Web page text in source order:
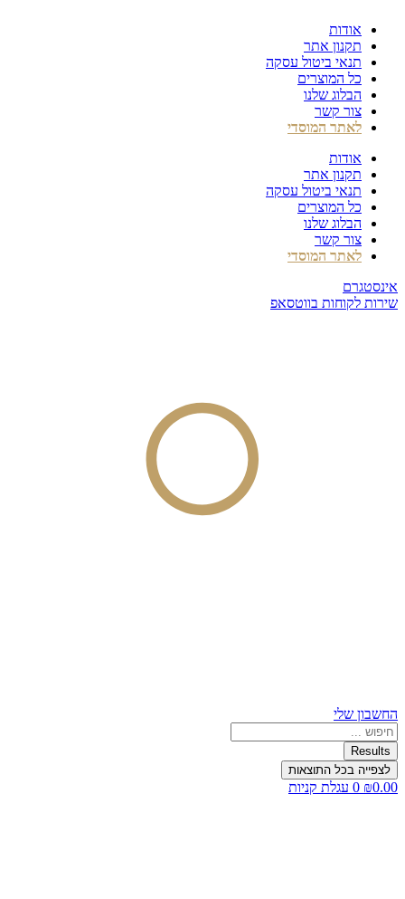
לתוכן
אודות
תקנון אתר
תנאי ביטול עסקה
כל המוצרים
הבלוג שלנו
צור קשר
לאתר המוסדי
אודות
תקנון אתר
תנאי ביטול עסקה
כל המוצרים
הבלוג שלנו
צור קשר
לאתר המוסדי
אינסטגרם
שירות לקוחות בווטסאפ
החשבון שלי
Search
...
Results
לצפייה בכל התוצאות
₪0.00
0 עגלת קניות